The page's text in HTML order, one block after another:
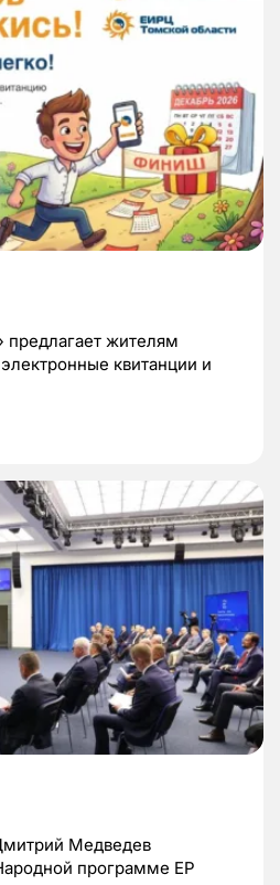
жителям
квитанции и
Медведев
программе ЕР